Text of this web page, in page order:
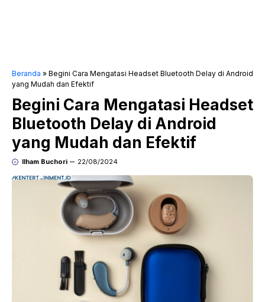
Beranda » Begini Cara Mengatasi Headset Bluetooth Delay di Android
yang Mudah dan Efektif
Begini Cara Mengatasi Headset
Bluetooth Delay di Android
yang Mudah dan Efektif
Ilham Buchori 22/08/2024